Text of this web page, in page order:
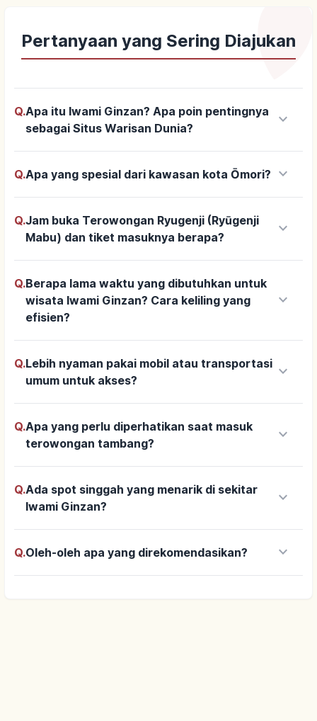
Pertanyaan yang Sering Diajukan
Q.Apa itu Iwami Ginzan? Apa poin pentingnya
sebagai Situs Warisan Dunia?
keyboard_arrow_down
Q.Apa yang spesial dari kawasan kota Ōmori? keyboard_arrow_down
Q.Jam buka Terowongan Ryugenji (Ryūgenji
Mabu) dan tiket masuknya berapa?
keyboard_arrow_down
Q.Berapa lama waktu yang dibutuhkan untuk
wisata Iwami Ginzan? Cara keliling yang
efisien?
keyboard_arrow_down
Q.Lebih nyaman pakai mobil atau transportasi
umum untuk akses?
keyboard_arrow_down
Q.Apa yang perlu diperhatikan saat masuk
terowongan tambang?
keyboard_arrow_down
Q.Ada spot singgah yang menarik di sekitar
Iwami Ginzan?
keyboard_arrow_down
Q.Oleh-oleh apa yang direkomendasikan? keyboard_arrow_down